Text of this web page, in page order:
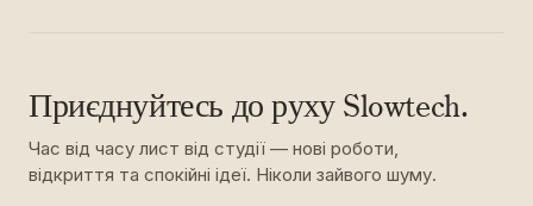
Приєднуйтесь до руху Slowtech.
Час від часу лист від студії — нові роботи,
відкриття та спокійні ідеї. Ніколи зайвого шуму.